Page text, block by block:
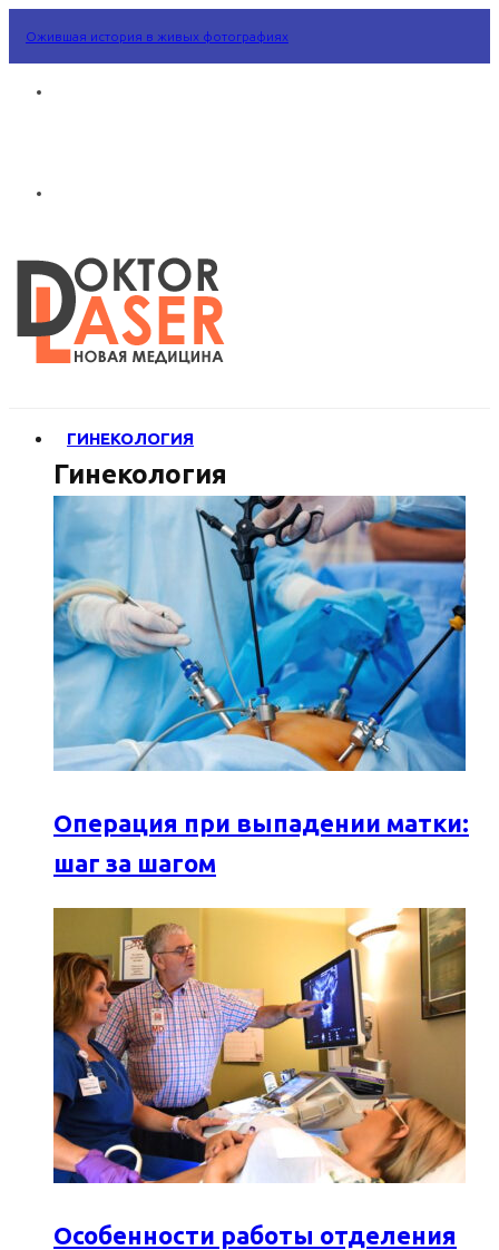
Ожившая история в живых фотографиях
ГИНЕКОЛОГИЯ
Гинекология
Операция при выпадении матки:
шаг за шагом
Особенности работы отделения